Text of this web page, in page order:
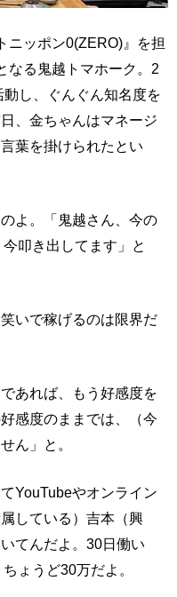
ニッポン0(ZERO)』を担
なる鬼越トマホーク。2
動し、ぐんぐん知名度を
、金ちゃんはマネージ
葉を掛けられたとい
よ。「鬼越さん、今の
叩き出してます」と
いで稼げるのは限界だ
あれば、もう好感度を
感度のままでは、（今
ん」と。
YouTubeやオンライン
している）吉本（興
てんだよ。30日働い
ょうど30万だよ。